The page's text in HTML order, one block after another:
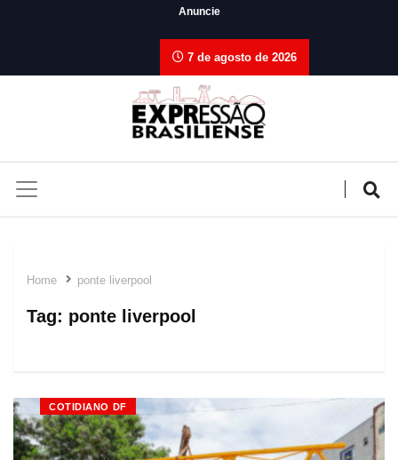
Anuncie
7 de agosto de 2026
Home ponte liverpool
Tag: ponte liverpool
COTIDIANO DF